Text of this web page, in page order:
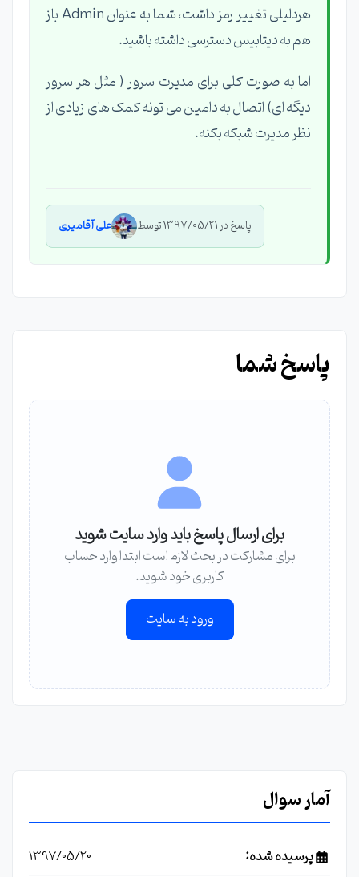
هردلیلی تغییر رمز داشت، شما به عنوان Admin باز
هم به دیتابیس دسترسی داشته باشید.
اما به صورت کلی برای مدیرت سرور ( مثل هر سرور
دیگه ای) اتصال به دامین می تونه کمک های زیادی از
نظر مدیرت شبکه بکنه.
پاسخ در 1397/05/21 توسط علی آقامیری
پاسخ شما
برای ارسال پاسخ باید وارد سایت شوید
برای مشارکت در بحث لازم است ابتدا وارد حساب
کاربری خود شوید.
ورود به سایت
آمار سوال
پرسیده شده: 1397/05/20